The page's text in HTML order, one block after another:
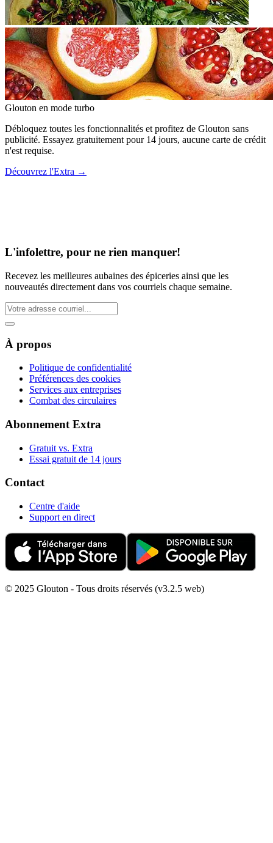
Glouton en mode turbo
Débloquez toutes les fonctionnalités et profitez de Glouton sans
publicité. Essayez gratuitement pour 14 jours, aucune carte de crédit
n'est requise.
Découvrez l'Extra →
L'infolettre, pour ne rien manquer!
Recevez les meilleures aubaines des épiceries ainsi que les
nouveautés directement dans vos courriels chaque semaine.
À propos
Politique de confidentialité
Préférences des cookies
Services aux entreprises
Combat des circulaires
Abonnement Extra
Gratuit vs. Extra
Essai gratuit de 14 jours
Contact
Centre d'aide
Support en direct
© 2025 Glouton - Tous droits réservés (v3.2.5 web)